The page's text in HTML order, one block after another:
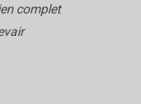
complet